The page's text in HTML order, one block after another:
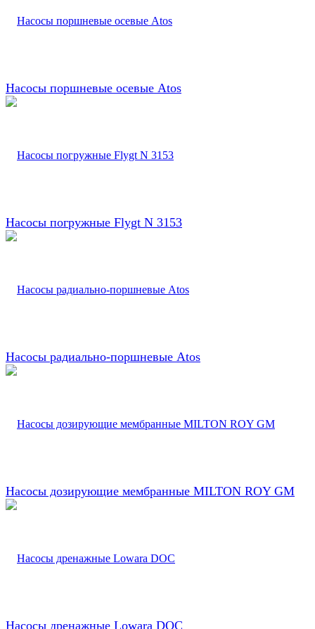
Насосы поршневые осевые Atos
Насосы погружные Flygt N 3153
Насосы радиально-поршневые Atos
Насосы дозирующие мембранные MILTON ROY GM
Насосы дренажные Lowara DOC